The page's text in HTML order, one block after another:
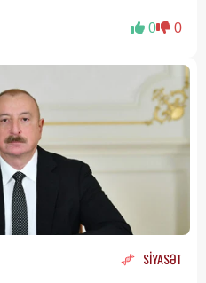
0 0
SİYASƏT